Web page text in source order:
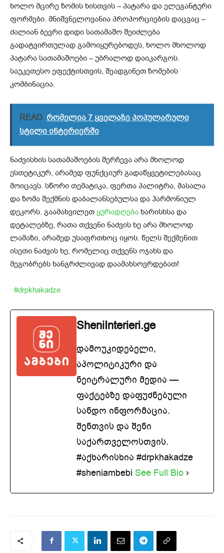
ხოლო მცირე ზომის ხისთვის – პატარა და ელეგანტური
ფორმები. მნიშვნელოვანია პროპორციების დაცვაც –
ძალიან ბევრი დიდი სათამაშო შეიძლება
გადატვირთულად გამოიყურებოდეს, ხოლო მხოლოდ
პატარა სათამაშოები – უბრალოდ დაიკარგოს.
საუკეთესო ეფექტისთვის, შეადგინეთ ზომების
კომბინაცია.
READ რომელია 7 ყველაზე პოპულარული
სტილი ინტერიერში
ნაძვისხის სათამაშოების შერჩევა არა მხოლოდ
ესთეტიკურ, არამედ ფუნქციურ გადაწყვეტილებასაც
მოიცავს. სწორი თემატიკა, ფერთა პალიტრა, მასალა
და ზომა შექმნის დაბალანსებულსა და ჰარმონიულ
დეკორს. გაამახვილეთ ყურადღება ხარისხსა და
დეტალებზე, რათა თქვენი ნაძვის ხე არა მხოლოდ
ლამაზი, არამედ უსაფრთხოც იყოს. წელს შექმენით
ისეთი ნაძვის ხე, რომელიც თქვენს ოჯახს და
მეგობრებს ხანგრძლივად დაამახსოვრდებათ!
#drpkhakadze
SheniInterieri.ge
დამოუკიდებელი,
აპოლიტიკური და
ნეიტრალური მედია —
ფაქტებზე დაფუძნებული
სანდო ინფორმაცია.
შენთვის და შენი
საქართველოსთვის.
#აქხარისხია #drpkhakadze
#sheniambebi See Full Bio